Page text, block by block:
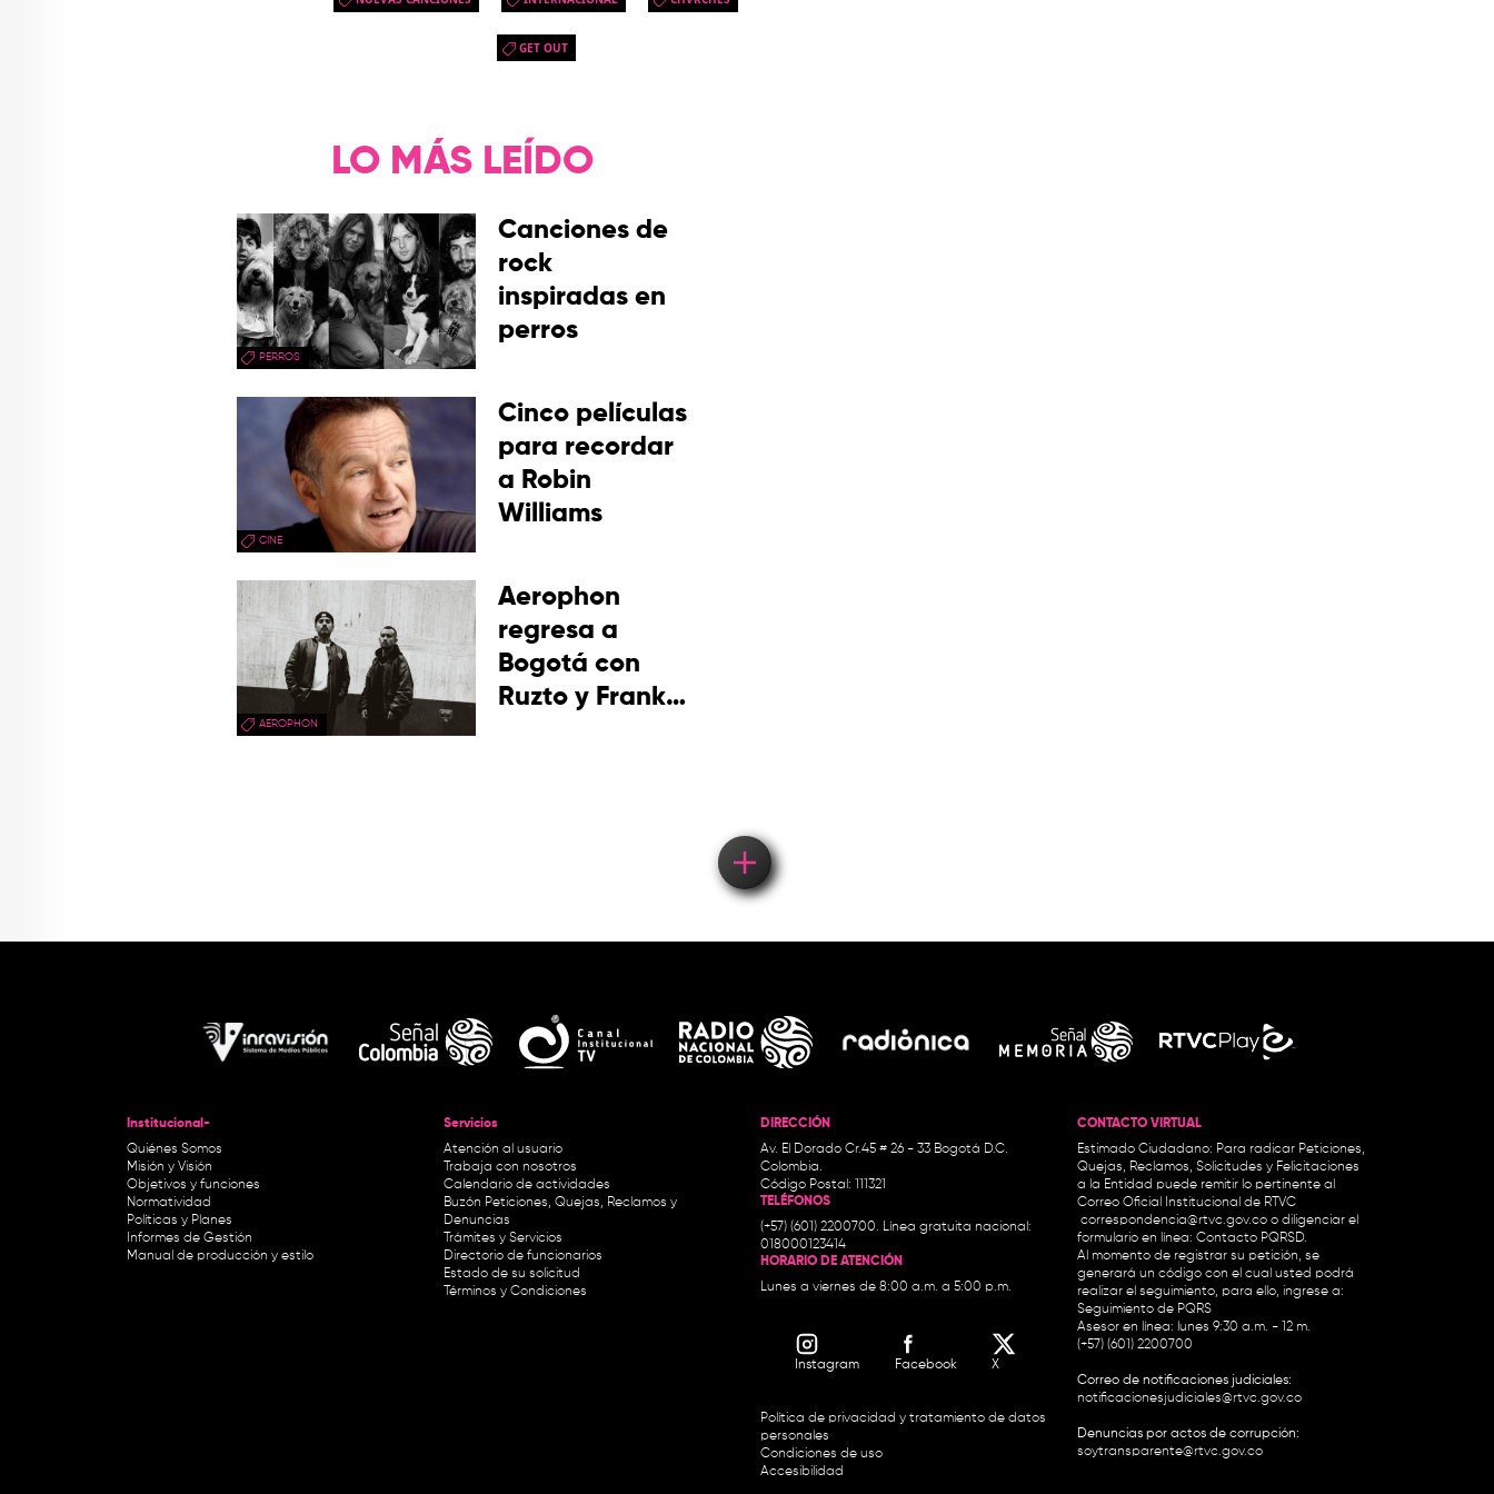
GET OUT
LO MÁS LEÍDO
PERROS
Canciones de
rock
inspiradas en
perros
CINE
Cinco películas
para recordar
a Robin
Williams
AEROPHON
Aerophon
regresa a
Bogotá con
Ruzto y Frank
Institucional-
Quiénes Somos
Misión y Visión
Objetivos y funciones
Normatividad
Políticas y Planes
Informes de Gestión
Manual de producción y estilo
Servicios
Atención al usuario
Trabaja con nosotros
Calendario de actividades
Buzón Peticiones, Quejas, Reclamos y
Denuncias
Trámites y Servicios
Directorio de funcionarios
Estado de su solicitud
Términos y Condiciones
DIRECCIÓN
Av. El Dorado Cr.45 # 26 - 33 Bogotá D.C.
Colombia.
Código Postal: 111321
TELÉFONOS
(+57) (601) 2200700. Línea gratuita nacional:
018000123414
HORARIO DE ATENCIÓN
Lunes a viernes de 8:00 a.m. a 5:00 p.m.
Instagram Facebook X
Política de privacidad y tratamiento de datos
personales
Condiciones de uso
Accesibilidad
CONTACTO VIRTUAL
Estimado Ciudadano: Para radicar Peticiones,
Quejas, Reclamos, Solicitudes y Felicitaciones
a la Entidad puede remitir lo pertinente al
Correo Oficial Institucional de RTVC
correspondencia@rtvc.gov.co o diligenciar el
formulario en línea: Contacto PQRSD.
Al momento de registrar su petición, se
generará un código con el cual usted podrá
realizar el seguimiento, para ello, ingrese a:
Seguimiento de PQRS
Asesor en línea: lunes 9:30 a.m. - 12 m.
(+57) (601) 2200700
Correo de notificaciones judiciales:
notificacionesjudiciales@rtvc.gov.co
Denuncias por actos de corrupción:
soytransparente@rtvc.gov.co